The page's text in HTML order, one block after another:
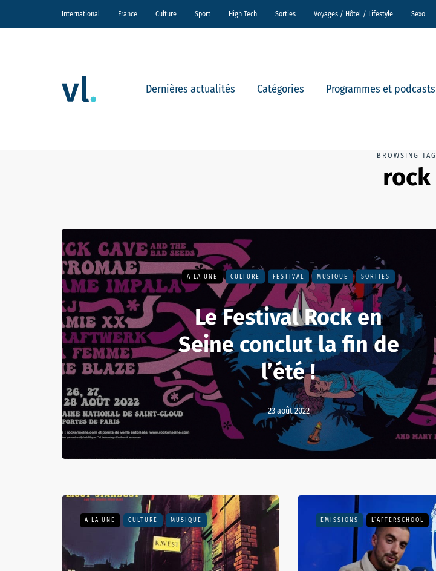
International France Culture Sport High Tech Sorties Voyages / Hôtel / Lifestyle Sexo
Dernières actualités Catégories Programmes et podcasts
BROWSING TAG
rock
A LA UNE CULTURE FESTIVAL MUSIQUE SORTIES
Le Festival Rock en
Seine conclut la fin de
l’été !
23 août 2022
A LA UNE CULTURE MUSIQUE EMISSIONS L’AFTERSCHOOL